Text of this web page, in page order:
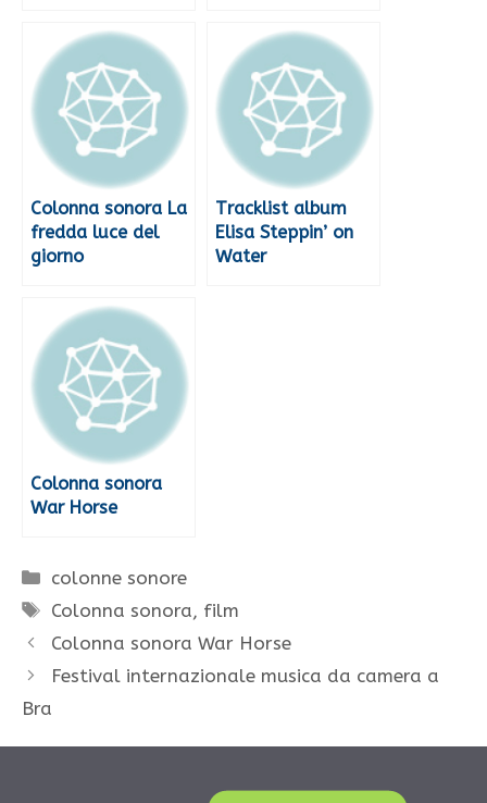
Colonna sonora La
fredda luce del
giorno
Tracklist album
Elisa Steppin’ on
Water
Colonna sonora
War Horse
Categorie
colonne sonore
Tag
Colonna sonora, film
Colonna sonora War Horse
Festival internazionale musica da camera a
Bra